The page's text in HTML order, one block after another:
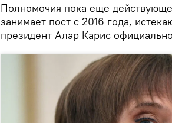
Полномочия пока еще
занимает пост с 2016 года,
президент Алар Карис